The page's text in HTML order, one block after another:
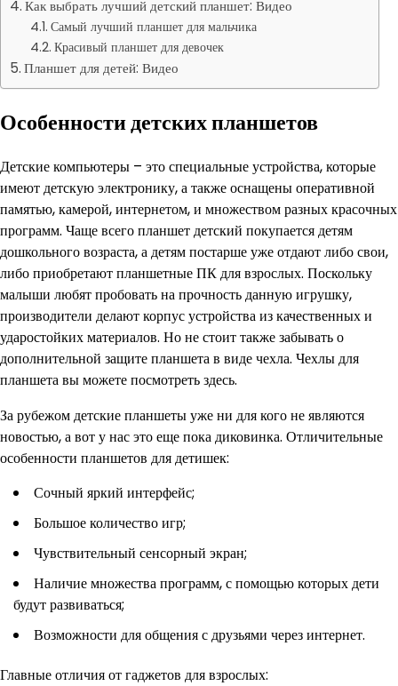
Как выбрать лучший детский планшет: Видео
Самый лучший планшет для мальчика
Красивый планшет для девочек
Планшет для детей: Видео
Особенности детских планшетов
Детские компьютеры – это специальные устройства, которые
имеют детскую электронику, а также оснащены оперативной
памятью, камерой, интернетом, и множеством разных красочных
программ. Чаще всего планшет детский покупается детям
дошкольного возраста, а детям постарше уже отдают либо свои,
либо приобретают планшетные ПК для взрослых. Поскольку
малыши любят пробовать на прочность данную игрушку,
производители делают корпус устройства из качественных и
ударостойких материалов. Но не стоит также забывать о
дополнительной защите планшета в виде чехла. Чехлы для
планшета вы можете посмотреть здесь.
За рубежом детские планшеты уже ни для кого не являются
новостью, а вот у нас это еще пока диковинка. Отличительные
особенности планшетов для детишек:
Сочный яркий интерфейс;
Большое количество игр;
Чувствительный сенсорный экран;
Наличие множества программ, с помощью которых дети
будут развиваться;
Возможности для общения с друзьями через интернет.
Главные отличия от гаджетов для взрослых: